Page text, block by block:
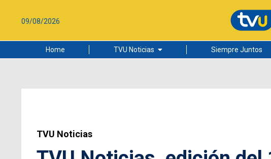
09/08/2026
Home TVU Noticias
Ciudad
Siempre Juntos
TVU Noticias